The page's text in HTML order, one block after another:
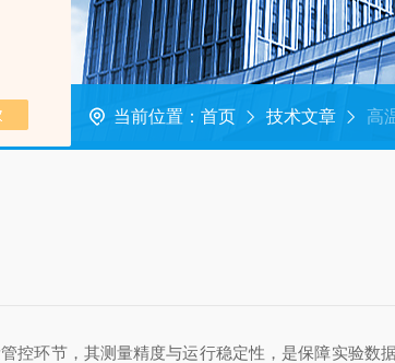
当前位置： 首页 技术文章 高温热
环节，其测量精度与运行稳定性，是保障实验数